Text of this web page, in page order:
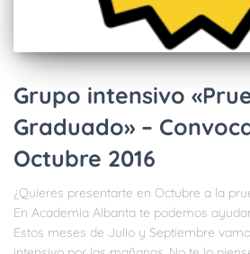
Grupo intensivo
Graduado» –
Octubre 2016
¿Quieres presentarte en Octubre a la
En Academia Albanta te podemos
Estos meses de Julio y Septiembre